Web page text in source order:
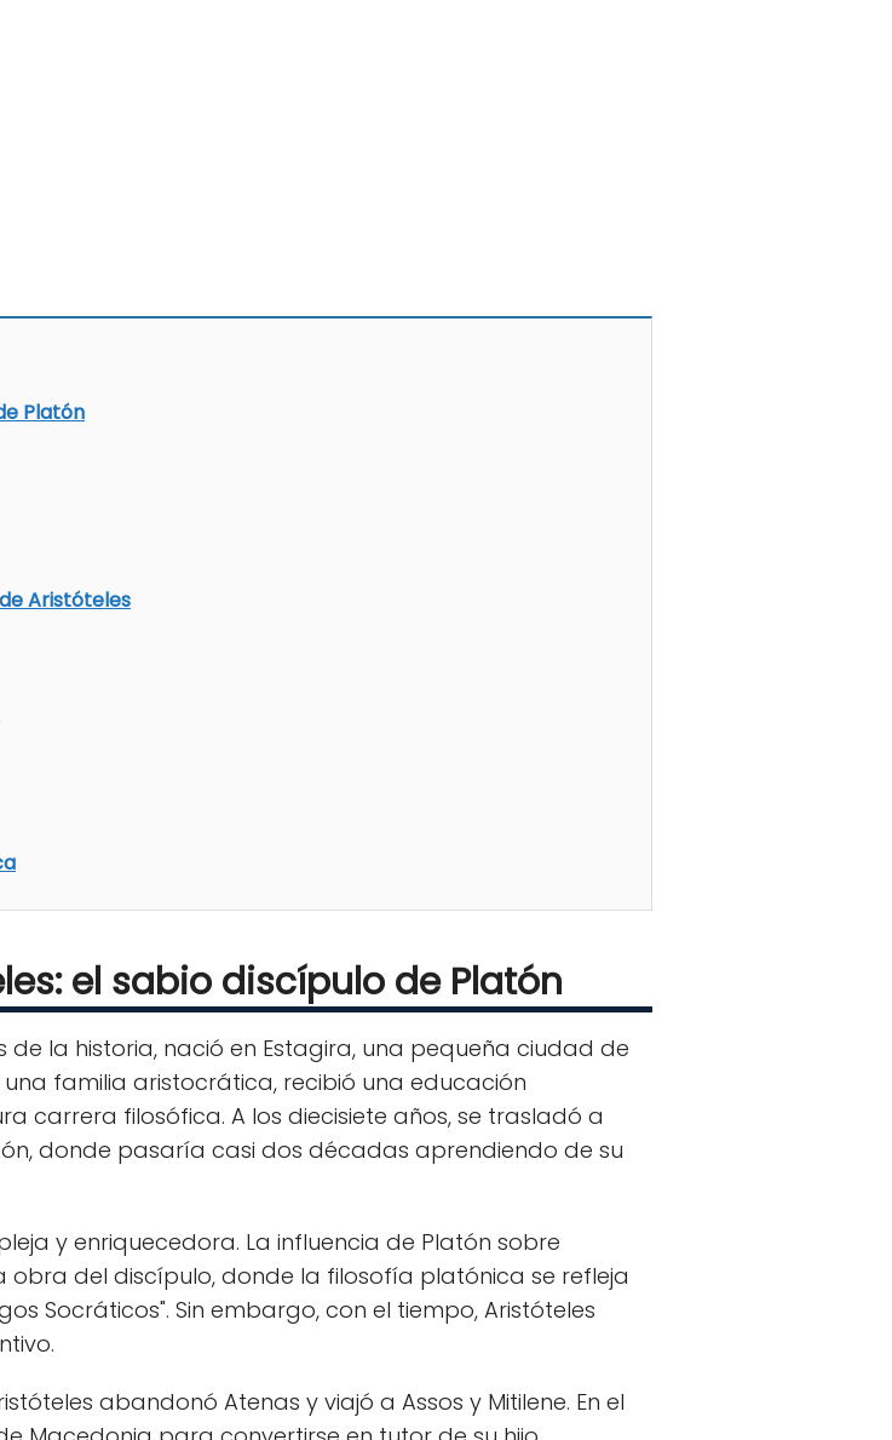
Platón
Aristóteles
el sabio discípulo de Platón
de la historia, nació en Estagira, una pequeña ciudad de
familia aristocrática, recibió una educación
carrera filosófica. A los diecisiete años, se trasladó a
donde pasaría casi dos décadas aprendiendo de su
y enriquecedora. La influencia de Platón sobre
del discípulo, donde la filosofía platónica se refleja
Socráticos". Sin embargo, con el tiempo, Aristóteles
abandonó Atenas y viajó a Assos y Mitilene. En el